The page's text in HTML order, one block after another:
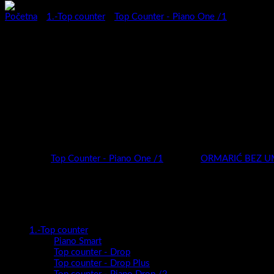
Početna 1.-Top counter Top Counter - Piano One /1
Top Counter - Piano One /1 ORMARIĆ BEZ
1.-Top counter
Piano Smart
Top counter - Drop
Top counter - Drop Plus